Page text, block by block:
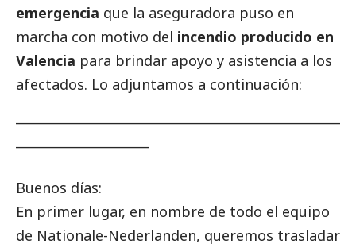
emergencia que la aseguradora puso en
marcha con motivo del incendio producido en
Valencia para brindar apoyo y asistencia a los
afectados. Lo adjuntamos a continuación:
Buenos días:
En primer lugar, en nombre de todo el equipo
de Nationale-Nederlanden, queremos trasladar